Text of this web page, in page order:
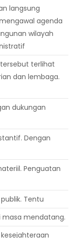
langsung
agenda
wilayah
terlihat
dan lembaga.
dukungan
Dengan
Penguatan
Tentu
masa mendatang.